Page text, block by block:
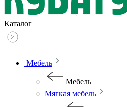
Каталог
Мебель
Мебель
Мягкая мебель